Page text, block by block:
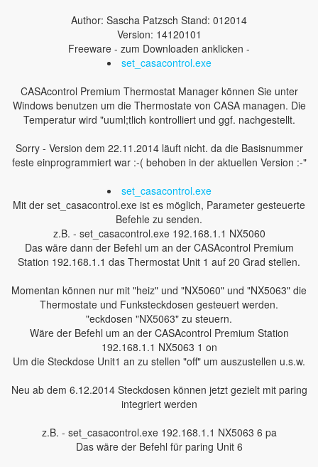
Author: Sascha Patzsch Stand: 012014
Version: 14120101
Freeware - zum Downloaden anklicken -
set_casacontrol.exe
CASAcontrol Premium Thermostat Manager können Sie unter
Windows benutzen um die Thermostate von CASA managen. Die
Temperatur wird "uuml;tlich kontrolliert und ggf. nachgestellt.
Sorry - Version dem 22.11.2014 läuft nicht. da die Basisnummer
feste einprogrammiert war :-( behoben in der aktuellen Version :-"
set_casacontrol.exe
Mit der set_casacontrol.exe ist es möglich, Parameter gesteuerte
Befehle zu senden.
z.B. - set_casacontrol.exe 192.168.1.1 NX5060
Das wäre dann der Befehl um an der CASAcontrol Premium
Station 192.168.1.1 das Thermostat Unit 1 auf 20 Grad stellen.
Momentan können nur mit "heiz" und "NX5060" und "NX5063" die
Thermostate und Funksteckdosen gesteuert werden.
"eckdosen "NX5063" zu steuern.
Wäre der Befehl um an der CASAcontrol Premium Station
192.168.1.1 NX5063 1 on
Um die Steckdose Unit1 an zu stellen "off" um auszustellen u.s.w.
Neu ab dem 6.12.2014 Steckdosen können jetzt gezielt mit paring
integriert werden
z.B. - set_casacontrol.exe 192.168.1.1 NX5063 6 pa
Das wäre der Befehl für paring Unit 6